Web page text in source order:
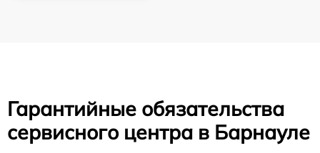
Гарантийные обязательства
сервисного центра в Барнауле